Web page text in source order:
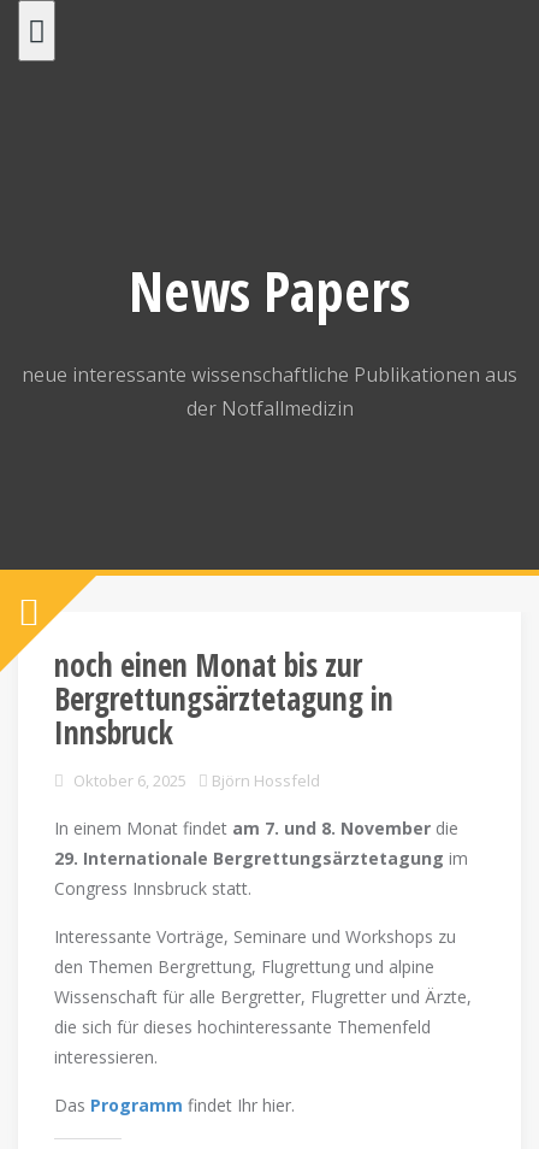
News Papers
neue interessante wissenschaftliche Publikationen aus
der Notfallmedizin
noch einen Monat bis zur
Bergrettungsärztetagung in
Innsbruck
Oktober 6, 2025 Björn Hossfeld
In einem Monat findet am 7. und 8. November die
29. Internationale Bergrettungsärztetagung im
Congress Innsbruck statt.
Interessante Vorträge, Seminare und Workshops zu
den Themen Bergrettung, Flugrettung und alpine
Wissenschaft für alle Bergretter, Flugretter und Ärzte,
die sich für dieses hochinteressante Themenfeld
interessieren.
Das Programm findet Ihr hier.